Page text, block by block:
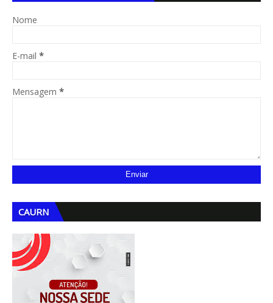
Nome
E-mail *
Mensagem *
CAURN